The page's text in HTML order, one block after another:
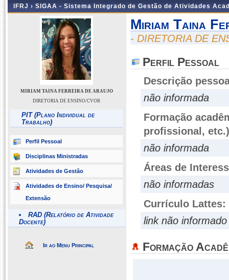
IFRJ › SIGAA - Sistema Integrado de Gestão de Atividades
MIRIAM TAINA FERREIRA DE ARAUJO
DIRETORIA DE ENSINO/CVOR
PIT (Plano Individual de
Trabalho)
Perfil Pessoal
Disciplinas Ministradas
Atividades de Gestão
Atividades de Ensino/ Pesquisa/
Extensão
RAD (Relatório de Atividade
Docente)
Ir ao Menu Principal
Miriam Taina
- DIRETORIA DE
Perfil Pessoal
Descrição
não informada
Formação
profissional, etc.)
não informada
Áreas de
não informadas
Currículo Lattes:
link não informado
Formação